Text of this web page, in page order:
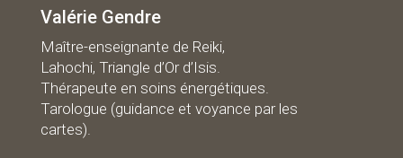
Valérie Gendre
Maître-enseignante de Reiki,
Lahochi, Triangle d’Or d’Isis.
Thérapeute en soins énergétiques.
Tarologue (guidance et voyance par les
cartes).